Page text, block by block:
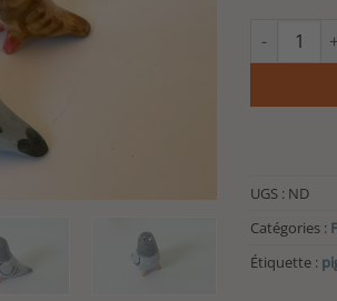
quantité
UGS : ND
Catégories :
Étiquette :